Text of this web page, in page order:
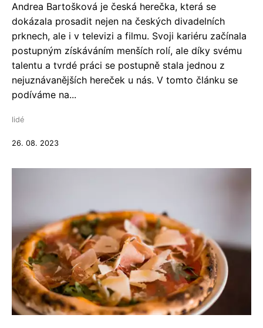
Andrea Bartošková je česká herečka, která se
dokázala prosadit nejen na českých divadelních
prknech, ale i v televizi a filmu. Svoji kariéru začínala
postupným získáváním menších rolí, ale díky svému
talentu a tvrdé práci se postupně stala jednou z
nejuznávanějších hereček u nás. V tomto článku se
podíváme na...
lidé
26. 08. 2023